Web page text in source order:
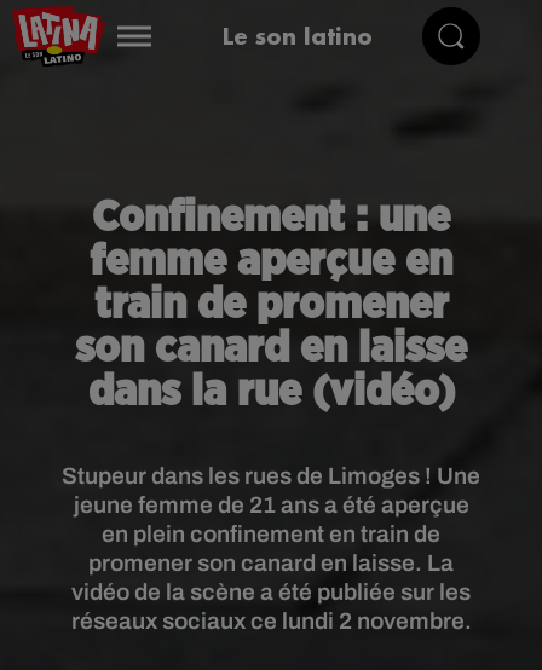
Le son latino
Confinement : une
femme aperçue en
train de promener
son canard en laisse
dans la rue (vidéo)
Stupeur dans les rues de Limoges ! Une
jeune femme de 21 ans a été aperçue
en plein confinement en train de
promener son canard en laisse. La
vidéo de la scène a été publiée sur les
réseaux sociaux ce lundi 2 novembre.